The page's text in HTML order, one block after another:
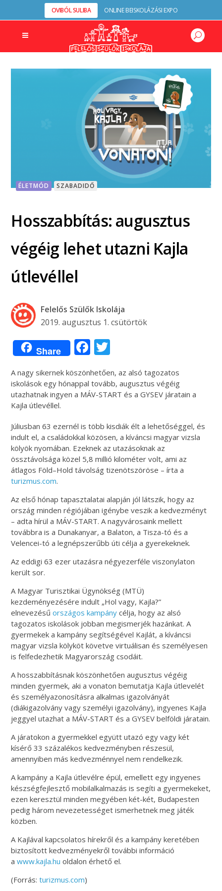
OVIBÓL SULIBA ONLINE BEISKOLÁZÁSI EXPO
ÉLETMÓD SZABADIDŐ
Hosszabbítás: augusztus
végéig lehet utazni Kajla
útlevéllel
Felelős Szülők Iskolája
2019. augusztus 1. csütörtök
Share Facebook
A nagy sikernek köszönhetően, az alsó tagozatos
iskolások egy hónappal tovább, augusztus végéig
utazhatnak ingyen a MÁV-START és a GYSEV járatain a
Kajla útlevéllel.
Júliusban 63 ezernél is több kisdiák élt a lehetőséggel, és
indult el, a családokkal közösen, a kíváncsi magyar vizsla
kölyök nyomában. Ezeknek az utazásoknak az
össztávolsága közel 5,8 millió kilométer volt, ami az
átlagos Föld–Hold távolság tizenötszöröse – írta a
turizmus.com.
Az első hónap tapasztalatai alapján jól látszik, hogy az
ország minden régiójában igénybe veszik a kedvezményt
– adta hírül a MÁV-START.A nagyvárosaink mellett
továbbra is a Dunakanyar, a Balaton, a Tisza-tó és a
Velencei-tó a legnépszerűbb úti célja a gyerekeknek.
Az eddigi 63 ezer utazásra négyezerféle viszonylaton
került sor.
A Magyar Turisztikai Ügynökség (MTÜ)
kezdeményezésére indult „Hol vagy, Kajla?”
elnevezésűországos kampány célja, hogy az alsó
tagozatos iskolások jobban megismerjék hazánkat. A
gyermekek a kampány segítségével Kajlát, a kíváncsi
magyar vizsla kölyköt követve virtuálisan és személyesen
is felfedezhetik Magyarország csodáit.
A hosszabbításnak köszönhetően augusztus végéig
minden gyermek, aki a vonaton bemutatja Kajla útlevelét
és személyazonosításra alkalmas igazolványát
(diákigazolvány vagy személyi igazolvány), ingyenes Kajla
jeggyel utazhat a MÁV-START és a GYSEV belföldi járatain.
A járatokon a gyermekkel együtt utazó egy vagy két
kísérő 33 százalékos kedvezményben részesül,
amennyiben más kedvezménnyel nem rendelkezik.
A kampány a Kajla útlevélre épül, emellett egy ingyenes
készségfejlesztő mobilalkalmazás is segíti a gyermekeket,
ezen keresztül minden megyében két-két, Budapesten
pedig három nevezetességet ismerhetnek meg játék
közben.
A Kajlával kapcsolatos hírekről és a kampány keretében
biztosított kedvezményekről további információ
awww.kajla.hu oldalon érhető el.
(Forrás:turizmus.com)